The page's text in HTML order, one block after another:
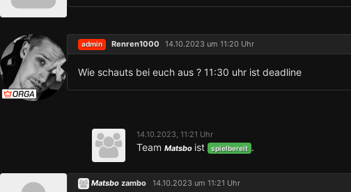
admin Renren1000 14.10.2023 um 11:20 Uhr
Wie schauts bei euch aus ? 11:30 uhr ist deadline
14.10.2023, 11:21 Uhr
Team Matsbo ist spielbereit .
Matsbo zambo 14.10.2023 um 11:21 Uhr